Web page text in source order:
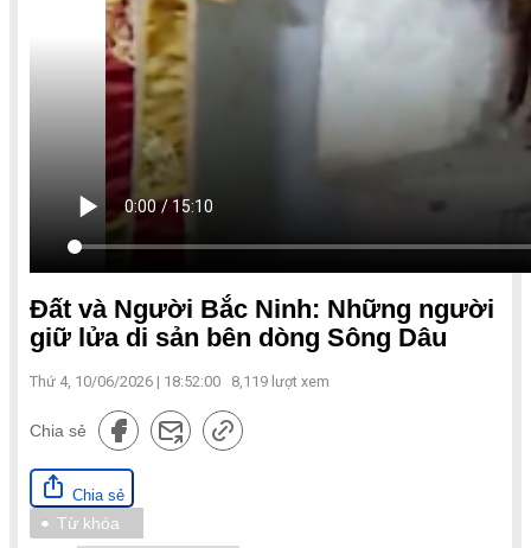
Đất và Người Bắc Ninh: Những người
giữ lửa di sản bên dòng Sông Dâu
Thứ 4, 10/06/2026 | 18:52:00 8,119 lượt xem
Chia sẻ
Chia sẻ
Từ khóa